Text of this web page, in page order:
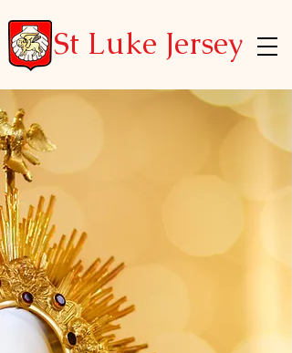
St Luke Jersey